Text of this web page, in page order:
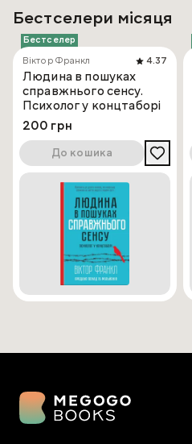
Бестселери місяця
Бестселер
Віктор Франкл
4.37
Людина в пошуках
справжнього сенсу.
Психолог у концтаборі
200 грн
До кошика